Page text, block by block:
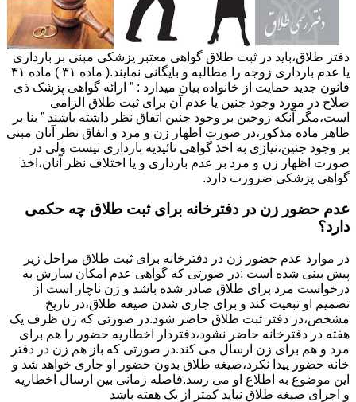
دفتر طلاق،باید در ثبت طلاق گواهی معتبر پزشکی مبنی بر بارداری
یا عدم بارداری زوجه را مطالبه و بایگانی نمایند.( ماده ۳۱ ) ماده ۳۱
قانون جدید حمایت از خانواده بیان میدارد : ” ارائه گواهی پزشک ذی
صلاح در مورد وجود جنین یا عدم آن برای ثبت طلاق الزامی
است،مگر آنکه زوجین بر وجود جنین اتفاق نظر داشته باشند ” بنا بر
ظاهر ماده مذکور،در صورت اظهار زن و مرد و اتفاق نظر آنان مبنی
بر وجود جنین،نیازی به اخذ گواهی تائیدیه بارداری نیست ولی در
صورت اظهار زن و مرد بر عدم بارداری و یا اختلاف نظر آنان،اخذ
گواهی پزشکی ضرورت دارد.
عدم حضور زن در دفترخانه برای ثبت طلاق چه حکمی
دارد؟
در موارد عدم حضور زن در دفترخانه برای ثبت طلاق مراحل زیر
پیش بینی شده است :در صورتی که گواهی عدم امکان سازش به
درخواست مرد برای طلاق صادر شده باشد و زن ناچار است از
تصمیم او تبعیت کند و برای جاری شدن صیغه طلاق،در تاریخ
مشخص،در دفتر ثبت طلاق حاضر شود.در صورتی که زن ظرف یک
هفته در دفترخانه حاضر نشود،دفتردار اخطاریه حضور را هم برای
مرد و هم برای زن ارسال می کند.در صورتی که باز هم زن در دفتر
خانه حضور پیدا نکرد،صیغه طلاق بدون حضور او جاری خواهد شد و
این موضوع به اطلاع او می رسد.فاصله زمانی بین ارسال اخطاریه
و اجرای صیغه طلاق نباید کمتر از یک هفته باشد